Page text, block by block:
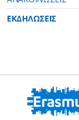
ΕΚΔΗΛΩΣΕΙΣ